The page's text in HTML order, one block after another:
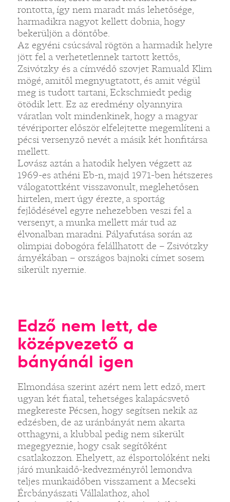
rontotta, így nem maradt más lehetősége,
harmadikra nagyot kellett dobnia, hogy
bekerüljön a döntőbe.
Az egyéni csúcsával rögtön a harmadik helyre
jött fel a verhetetlennek tartott kettős,
Zsivótzky és a címvédő szovjet Ramuald Klim
mögé, amitől megnyugtatott, és amit végül
meg is tudott tartani, Eckschmiedt pedig
ötödik lett. Ez az eredmény olyannyira
váratlan volt mindenkinek, hogy a magyar
tévériporter először elfelejtette megemlíteni a
pécsi versenyző nevét a másik két honfitársa
mellett.
Lovász aztán a hatodik helyen végzett az
1969-es athéni Eb-n, majd 1971-ben hétszeres
válogatottként visszavonult, meglehetősen
hirtelen, mert úgy érezte, a sportág
fejlődésével egyre nehezebben veszi fel a
versenyt, a munka mellett már tud az
élvonalban maradni. Pályafutása során az
olimpiai dobogóra felállhatott de – Zsivótzky
árnyékában – országos bajnoki címet sosem
sikerült nyernie.
Edző nem lett, de
középvezető a
bányánál igen
Elmondása szerint azért nem lett edző, mert
ugyan két fiatal, tehetséges kalapácsvető
megkereste Pécsen, hogy segítsen nekik az
edzésben, de az uránbányát nem akarta
otthagyni, a klubbal pedig nem sikerült
megegyeznie, hogy csak segítőként
csatlakozzon. Ehelyett, az élsportolóként neki
járó munkaidő-kedvezményről lemondva
teljes munkaidőben visszament a Mecseki
Ércbányászati Vállalathoz, ahol